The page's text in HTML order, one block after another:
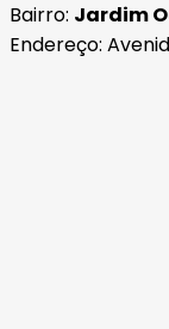
Bairro: Jardim
Endereço: